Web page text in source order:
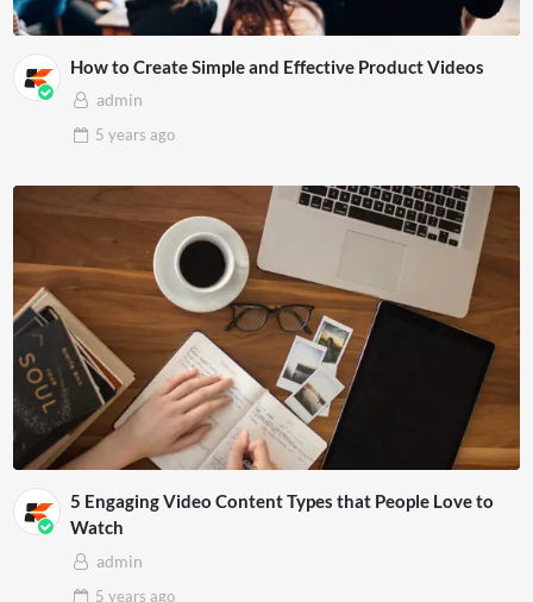
How to Create Simple and Effective Product Videos
admin
5 years ago
5 Engaging Video Content Types that People Love to
Watch
admin
5 years ago